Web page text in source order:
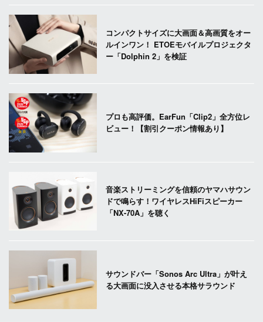
コンパクトサイズに大画面＆高画質をオー
ルインワン！ ETOEモバイルプロジェクタ
ー「Dolphin 2」を検証
プロも高評価。EarFun「Clip2」全方位レ
ビュー！【割引クーポン情報あり】
音楽ストリーミングを信頼のヤマハサウン
ドで鳴らす！ワイヤレスHiFiスピーカー
「NX-70A」を聴く
サウンドバー「Sonos Arc Ultra」が叶え
る大画面に没入させる本格サラウンド